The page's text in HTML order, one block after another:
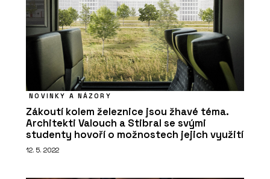
NOVINKY A NÁZORY
Zákoutí kolem železnice jsou žhavé téma.
Architekti Valouch a Stibral se svými
studenty hovoří o možnostech jejich využití
12. 5. 2022